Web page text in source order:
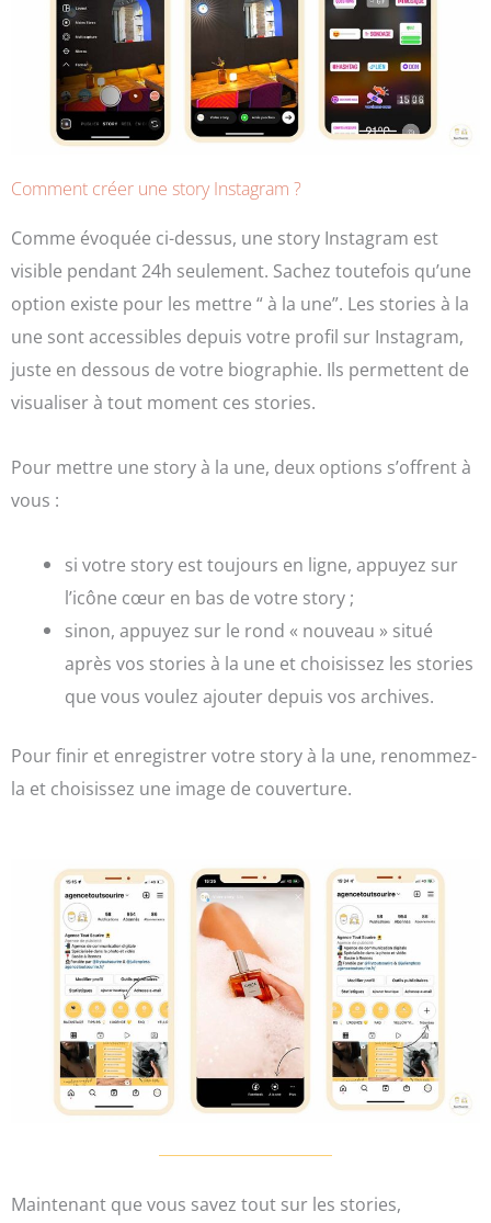
Comment créer une story Instagram ?
Comme évoquée ci-dessus, une story Instagram est
visible pendant 24h seulement. Sachez toutefois qu’une
option existe pour les mettre “ à la une”. Les stories à la
une sont accessibles depuis votre profil sur Instagram,
juste en dessous de votre biographie. Ils permettent de
visualiser à tout moment ces stories.
Pour mettre une story à la une, deux options s’offrent à
vous :
si votre story est toujours en ligne, appuyez sur
l’icône cœur en bas de votre story ;
sinon, appuyez sur le rond « nouveau » situé
après vos stories à la une et choisissez les stories
que vous voulez ajouter depuis vos archives.
Pour finir et enregistrer votre story à la une, renommez-
la et choisissez une image de couverture.
Maintenant que vous savez tout sur les stories,